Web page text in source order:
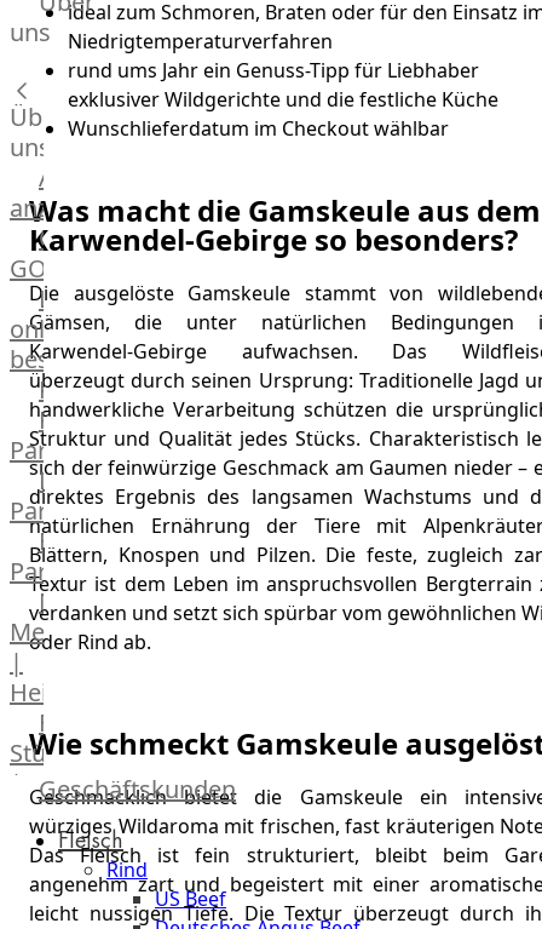
Villa
Glanzstoff
uns
Über
uns
Alle
anzeigen
OTTO
GOURMET
Lebensmittel
online
bestellen
Karriere
Kochschul-
Partner
Depot-
Partner
Frischetheken-
Partner
Männer
Metzger
|
Heinsberg
Feinkost
Stüttgen
|
Düsseldorf
The
Meat
Club
Geschäftskunden
Fleisch
Rind
US Beef
ideal zum Schmoren, Braten oder für den Einsatz
Niedrigtemperaturverfahren
rund ums Jahr ein Genuss-Tipp für Liebhaber
exklusiver Wildgerichte und die festliche Küche
Wunschlieferdatum im Checkout wählbar
Was macht die Gamskeule aus dem
Karwendel-Gebirge so besonders?
Die ausgelöste Gamskeule stammt von
Gämsen, die unter natürlichen Bedingungen
Karwendel-Gebirge aufwachsen. Das
überzeugt durch seinen Ursprung: Traditionelle Jagd
handwerkliche Verarbeitung schützen die
Struktur und Qualität jedes Stücks. Charakteristisch
sich der feinwürzige Geschmack am Gaumen nieder –
direktes Ergebnis des langsamen Wachstums und
natürlichen Ernährung der Tiere mit
Blättern, Knospen und Pilzen. Die feste, zugleich
Textur ist dem Leben im anspruchsvollen Bergterrain
verdanken und setzt sich spürbar vom gewöhnlichen
oder Rind ab.
Wie schmeckt Gamskeule
Geschmacklich bietet die Gamskeule ein
würziges Wildaroma mit frischen, fast kräuterigen
Das Fleisch ist fein strukturiert, bleibt beim
angenehm zart und begeistert mit einer
leicht nussigen Tiefe. Die Textur überzeugt durch